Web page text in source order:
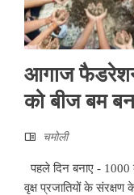
आगाज फैडरेशन
को बीज बम
चमोली
पहले दिन बनाए - 1000
वृक्ष प्रजातियों के